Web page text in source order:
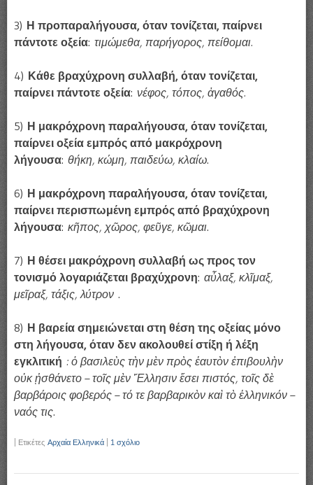
3) Η προπαραλήγουσα, όταν τονίζεται, παίρνει
πάντοτε οξεία: τιμώμεθα, παρήγορος, πείθομαι.
4) Κάθε βραχύχρονη συλλαβή, όταν τονίζεται,
παίρνει πάντοτε οξεία: νέφος, τόπος, ἀγαθός.
5) Η μακρόχρονη παραλήγουσα, όταν τονίζεται,
παίρνει οξεία εμπρός από μακρόχρονη
λήγουσα: θήκη, κώμη, παιδεύω, κλαίω.
6) Η μακρόχρονη παραλήγουσα, όταν τονίζεται,
παίρνει περισπωμένη εμπρός από βραχύχρονη
λήγουσα: κῆπος, χῶρος, φεῦγε, κῶμαι.
7) Η θέσει μακρόχρονη συλλαβή ως προς τον
τονισμό λογαριάζεται βραχύχρονη: αὖλαξ, κλῖμαξ,
μεῖραξ, τάξις, λύτρον .
8) Η βαρεία σημειώνεται στη θέση της οξείας μόνο
στη λήγουσα, όταν δεν ακολουθεί στίξη ή λέξη
εγκλιτική : ὁ βασιλεὺς τὴν μὲν πρὸς ἑαυτὸν ἐπιβουλὴν
οὐκ ᾐσθάνετο – τοῖς μὲν Ἕλλησιν ἔσει πιστός, τοῖς δὲ
βαρβάροις φοβερός – τό τε βαρβαρικὸν καὶ τὸ ἑλληνικόν –
ναός τις.
Ετικέτες Αρχαία Ελληνικά 1 σχόλιο